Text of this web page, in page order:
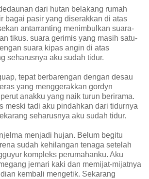
dari hutan belakang rumah
bagai pasir yang diserakkan di atas
antarranting menimbulkan suara-
tikus. suara gerimis yang masih satu-
suara kipas angin di atas
seharusnya aku sudah tidur.
tepat berbarengan dengan desau
yang menggerakkan gordyn
anakku yang naik turun berirama.
meski tadi aku pindahkan dari tidurnya
seharusnya aku sudah tidur.
menjadi hujan. Belum begitu
sudah kehilangan tenaga setelah
kompleks perumahanku. Aku
jemari kaki dan memijat-mijatnya
kembali mengetik. Sekarang